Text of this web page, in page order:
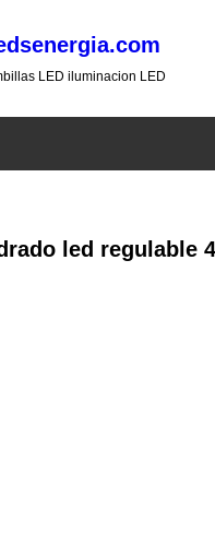
LED iluminacion LED
led regulable